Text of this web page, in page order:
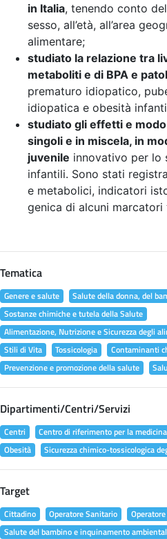
in Italia, tenendo conto
sesso, all’età, all’area
alimentare;
studiato la relazione tra
metaboliti e di BPA e
prematuro idiopatico,
idiopatica e obesità
studiato gli effetti e modo
singoli e in miscela, in
juvenile innovativo per lo
infantili. Sono stati
e metabolici, indicatori
genica di alcuni
Tematica
Genere e salute
Salute della donna, del
Sostanze chimiche e tutela della Salute
Alimentazione, Nutrizione e Sicurezza degli
Stili di Vita
Tossicologia
Contaminanti
Prevenzione e promozione della salute
Dipartimenti/Centri/Servizi
Centri Centro di riferimento per la
Obesità
Sicurezza chimico-tossicologica
Target
Cittadino Operatore Sanitario
Salute del bambino e inquinamento